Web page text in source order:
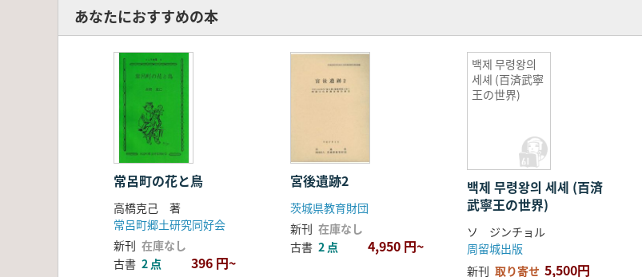
あなたにおすすめの本
常呂町の花と鳥
高橋克己 著
常呂町郷土研究同好会
新刊 在庫なし
古書 2 点 396 円~
宮後遺跡2
茨城県教育財団
新刊 在庫なし
古書 2 点 4,950 円~
백제 무령왕의
세셰 (百済武寧
王の世界)
백제 무령왕의 세셰 (百済
武寧王の世界)
ソ ジンチョル
周留城出版
新刊 取り寄せ 5,500円